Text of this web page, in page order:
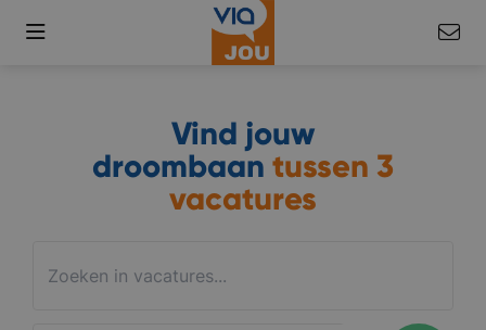
Vind jouw
droombaan tussen 3
vacatures